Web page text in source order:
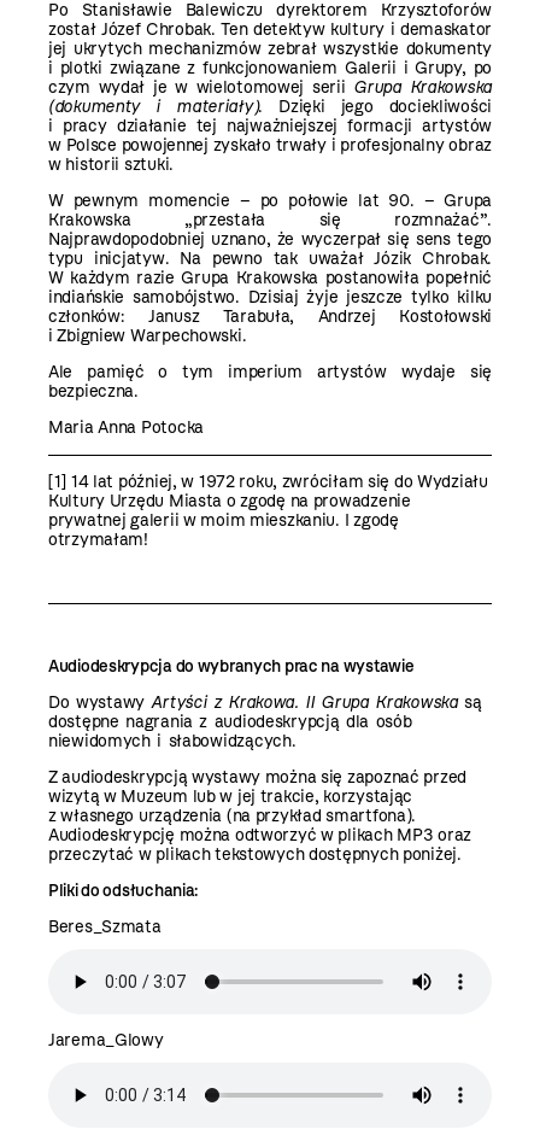
Po Stanisławie Balewiczu dyrektorem Krzysztoforów
został Józef Chrobak. Ten detektyw kultury i demaskator
jej ukrytych mechanizmów zebrał wszystkie dokumenty
i plotki związane z funkcjonowaniem Galerii i Grupy, po
czym wydał je w wielotomowej serii Grupa Krakowska
(dokumenty i materiały). Dzięki jego dociekliwości
i pracy działanie tej najważniejszej formacji artystów
w Polsce powojennej zyskało trwały i profesjonalny obraz
w historii sztuki.
W pewnym momencie – po połowie lat 90. – Grupa
Krakowska „przestała się rozmnażać”.
Najprawdopodobniej uznano, że wyczerpał się sens tego
typu inicjatyw. Na pewno tak uważał Józik Chrobak.
W każdym razie Grupa Krakowska postanowiła popełnić
indiańskie samobójstwo. Dzisiaj żyje jeszcze tylko kilku
członków: Janusz Tarabuła, Andrzej Kostołowski
i Zbigniew Warpechowski.
Ale pamięć o tym imperium artystów wydaje się
bezpieczna.
Maria Anna Potocka
[1] 14 lat później, w 1972 roku, zwróciłam się do Wydziału
Kultury Urzędu Miasta o zgodę na prowadzenie
prywatnej galerii w moim mieszkaniu. I zgodę
otrzymałam!
Audiodeskrypcja do wybranych prac na wystawie
Do wystawyArtyści z Krakowa. II Grupa Krakowskasą
dostępne nagrania z audiodeskrypcją dla osób
niewidomych i słabowidzących.
Z audiodeskrypcją wystawy można się zapoznać przed
wizytą w Muzeum lub w jej trakcie, korzystając
z własnego urządzenia (na przykład smartfona).
Audiodeskrypcję można odtworzyć w plikach MP3 oraz
przeczytać w plikach tekstowych dostępnych poniżej.
Pliki do odsłuchania:
Beres_Szmata
Jarema_Glowy